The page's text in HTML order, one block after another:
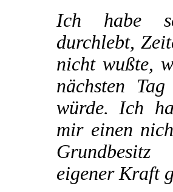
Ich habe
durchlebt,
nicht wußte,
nächsten Tag
würde. Ich
mir einen
eigener Kraft